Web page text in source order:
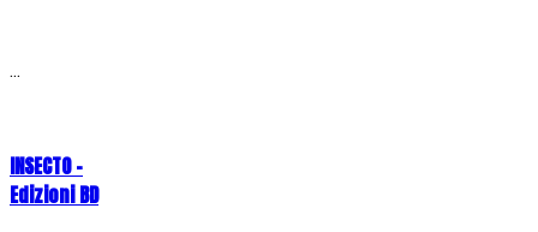
...
INSECTO -
Edizioni BD